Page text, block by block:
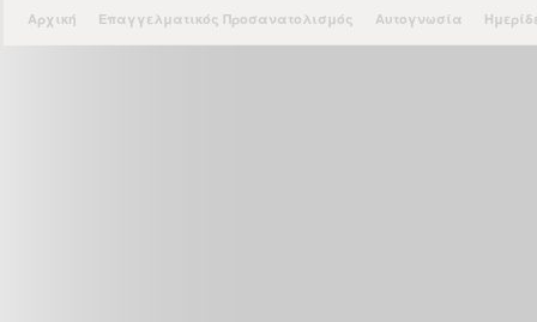
Αρχική
Επαγγελματικός Προσανατολισμός Αυτογνωσία